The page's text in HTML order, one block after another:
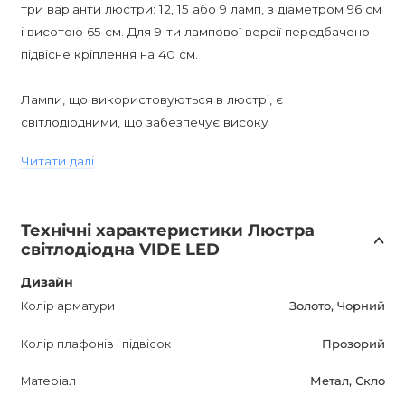
три варіанти люстри: 12, 15 або 9 ламп, з діаметром 96 см
і висотою 65 см. Для 9-ти лампової версії передбачено
підвісне кріплення на 40 см.
Лампи, що використовуються в люстрі, є
світлодіодними, що забезпечує високу
освітлення складає 25-30 квадратних метрів, що
Важливо відзначити, що дана люстра не піддається
диммеруванню, що слід враховувати при виборі
освітлення для конкретного приміщення. Також, варто
відзначити, що люстра має вологостійкість IP20, що
зручною і економічною. Цоколь ламп - G9 або LED, що
Читати далі
Технічні характеристики Люстра
світлодіодна VIDE LED
Дизайн
Колір арматури Золото, Чорний
Колір плафонів і підвісок Прозорий
Матеріал Метал, Скло